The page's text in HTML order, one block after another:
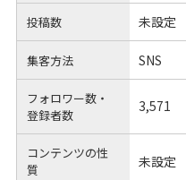
投稿数 未設定
集客方法 SNS
フォロワー数・
登録者数
3,571
コンテンツの性
質
未設定